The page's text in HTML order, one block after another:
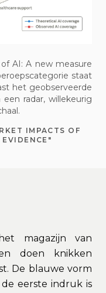
AI: A new measure
staat
het geobserveerde
radar, willekeurig
IMPACTS OF
magazijn van
doen knikken
De blauwe vorm
eerste indruk is